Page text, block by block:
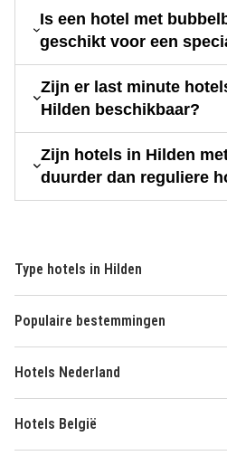
Is een hotel met
geschikt voor een
Zijn er last minute
Hilden beschikbaar?
Zijn hotels in Hilden
duurder dan reguliere
Type hotels in Hilden
Populaire bestemmingen
Hotels Nederland
Hotels België